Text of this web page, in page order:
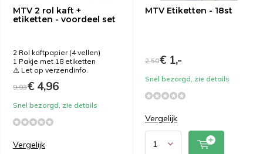
MTV 2 rol kaft +
etiketten - voordeel set
2 Rol kaftpapier (4 vellen)
1 Pakje met 18 etiketten
⚠️ Let op verzendinfo.
9,93€ 4,96
Snel bezorgd, zie details
Vergelijk
MTV Etiketten - 18st
2,50€ 1,-
Snel bezorgd, zie details
Vergelijk